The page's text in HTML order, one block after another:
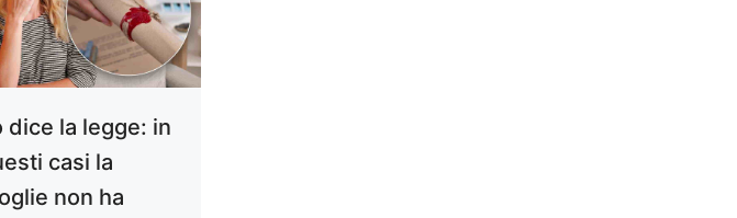
dice la legge: in
casi la
non ha